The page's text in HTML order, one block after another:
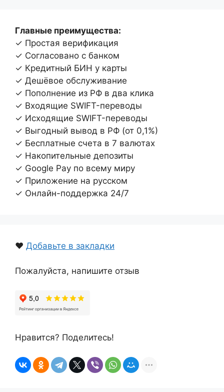
Главные преимущества:
✓ Простая верификация
✓ Согласовано с банком
✓ Кредитный БИН у карты
✓ Дешёвое обслуживание
✓ Пополнение из РФ в два клика
✓ Входящие SWIFT-переводы
✓ Исходящие SWIFT-переводы
✓ Выгодный вывод в РФ (от 0,1%)
✓ Бесплатные счета в 7 валютах
✓ Накопительные депозиты
✓ Google Pay по всему миру
✓ Приложение на русском
✓ Онлайн-поддержка 24/7
❤️ Добавьте в закладки
Пожалуйста, напишите отзыв
Нравится? Поделитесь!